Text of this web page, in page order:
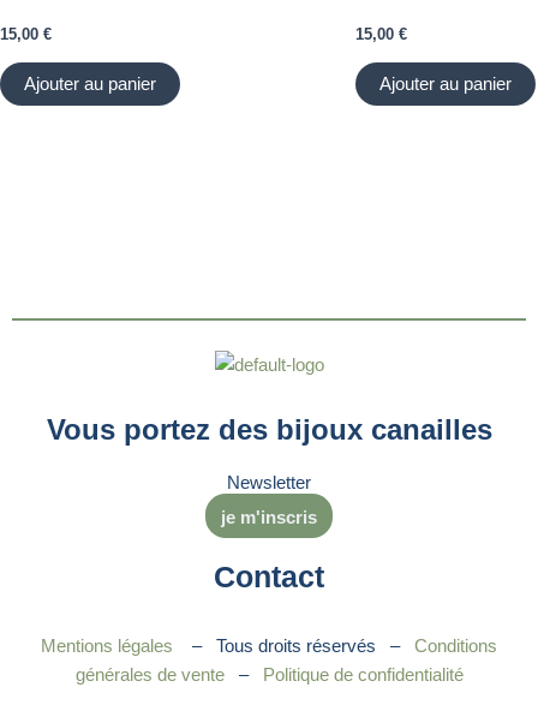
15,00 €
Ajouter au panier
15,00 €
Ajouter au panier
Vous portez des bijoux canailles
Newsletter
je m'inscris
Contact
Mentions légales – Tous droits réservés – Conditions
générales de vente – Politique de confidentialité